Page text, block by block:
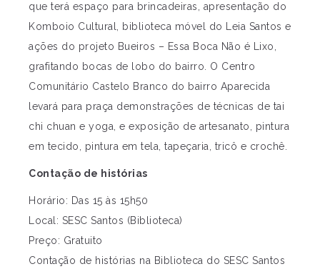
que terá espaço para brincadeiras, apresentação do
Komboio Cultural, biblioteca móvel do Leia Santos e
ações do projeto Bueiros – Essa Boca Não é Lixo,
grafitando bocas de lobo do bairro. O Centro
Comunitário Castelo Branco do bairro Aparecida
levará para praça demonstrações de técnicas de tai
chi chuan e yoga, e exposição de artesanato, pintura
em tecido, pintura em tela, tapeçaria, tricô e crochê.
Contação de histórias
Horário: Das 15 às 15h50
Local: SESC Santos (Biblioteca)
Preço: Gratuito
Contação de histórias na Biblioteca do SESC Santos